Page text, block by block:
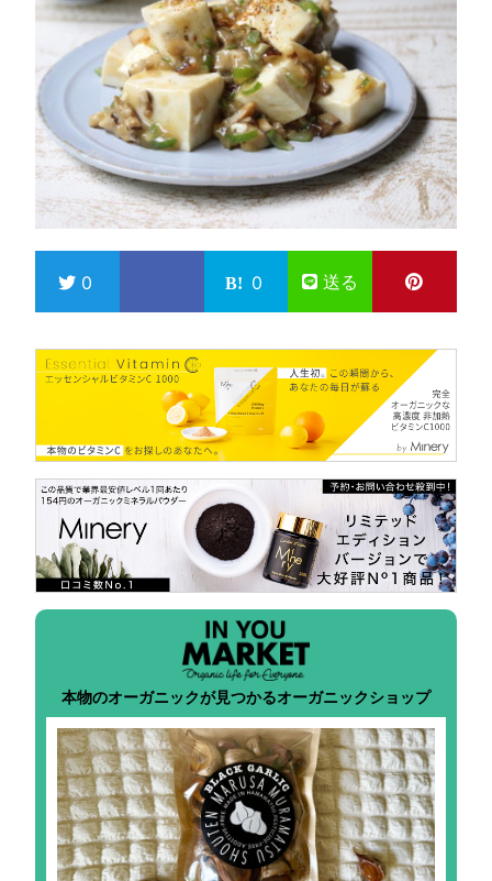
0 0 送る
本物のオーガニックが見つかるオーガニックショップ